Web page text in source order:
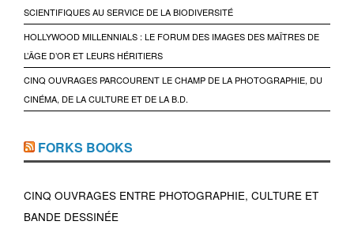
SCIENTIFIQUES AU SERVICE DE LA BIODIVERSITÉ
HOLLYWOOD MILLENNIALS : LE FORUM DES IMAGES DES MAÎTRES DE
L’ÂGE D’OR ET LEURS HÉRITIERS
CINQ OUVRAGES PARCOURENT LE CHAMP DE LA PHOTOGRAPHIE, DU
CINÉMA, DE LA CULTURE ET DE LA B.D.
FORKS BOOKS
CINQ OUVRAGES ENTRE PHOTOGRAPHIE, CULTURE ET
BANDE DESSINÉE